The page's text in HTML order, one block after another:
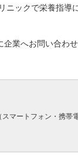
ニックで栄養指導
企業へお問い合わ
マートフォン・携帯